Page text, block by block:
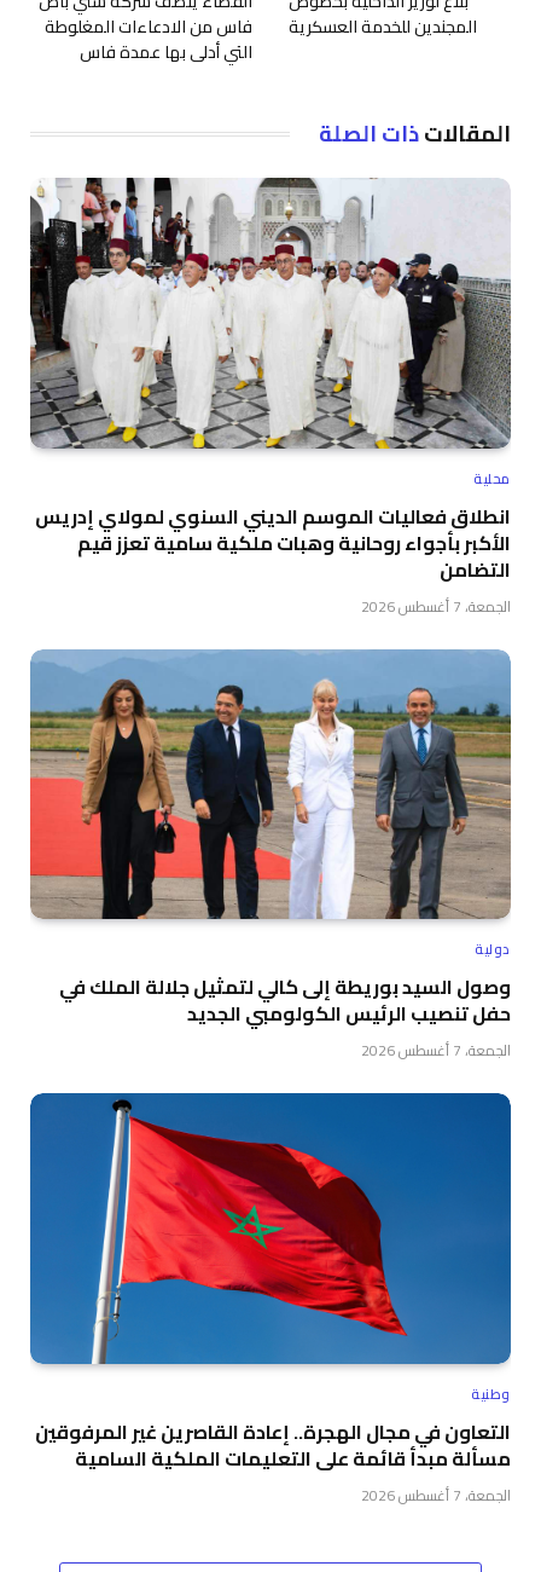
المجندين للخدمة العسكرية
فاس من الادعاءات المغلوطة
التي أدلى بها عمدة فاس
المقالاتذات الصلة
محلية
انطلاق فعاليات الموسم الديني السنوي لمولاي إدريس
الأكبر بأجواء روحانية وهبات ملكية سامية تعزز قيم
التضامن
الجمعة، 7 أغسطس 2026
دولية
وصول السيد بوريطة إلى كالي لتمثيل جلالة الملك في
حفل تنصيب الرئيس الكولومبي الجديد
الجمعة، 7 أغسطس 2026
وطنية
التعاون في مجال الهجرة.. إعادة القاصرين غير المرفوقين
مسألة مبدأ قائمة على التعليمات الملكية السامية
الجمعة، 7 أغسطس 2026